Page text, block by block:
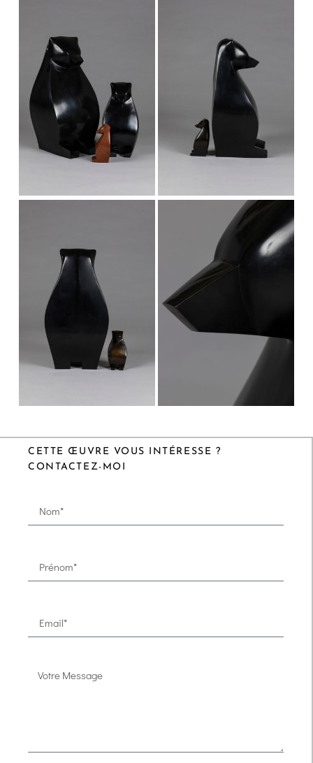
CETTE ŒUVRE VOUS INTÉRESSE ?
CONTACTEZ-MOI